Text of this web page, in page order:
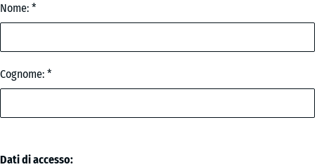
Nome:
Cognome:
Dati di accesso: